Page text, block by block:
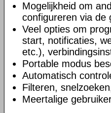
Mogelijkheid om
configureren via de
Veel opties om
start, notificaties,
etc.),
Portable modus
Automatisch
Filteren,
Meertalige